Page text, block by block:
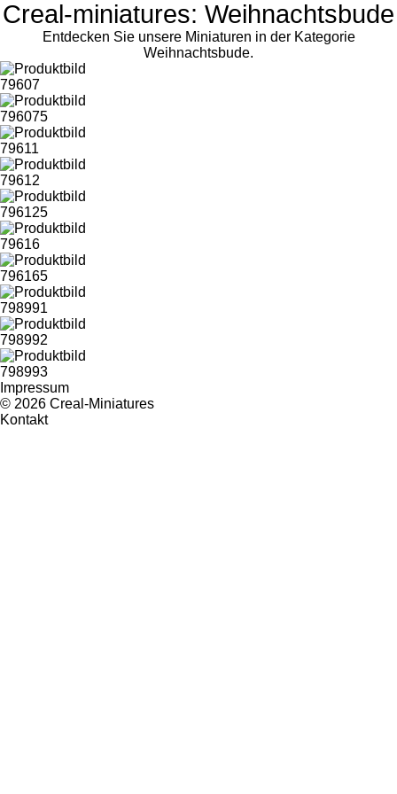
Creal-miniatures: Weihnachtsbude
Entdecken Sie unsere Miniaturen in der Kategorie
Weihnachtsbude.
79607
796075
79611
79612
796125
79616
796165
798991
798992
798993
Impressum
© 2026 Creal-Miniatures
Kontakt